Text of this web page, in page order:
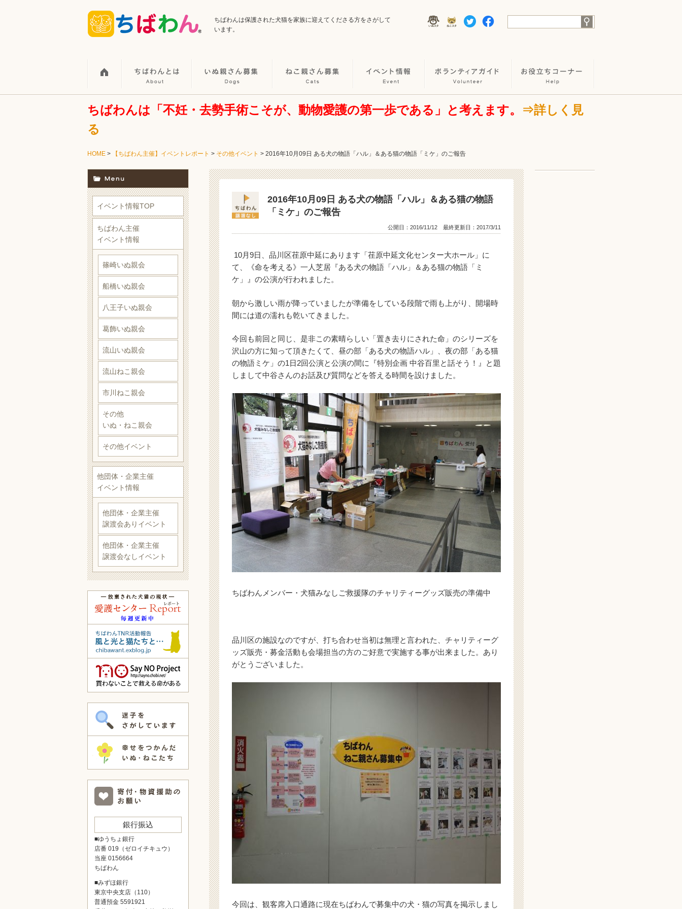
ちばわんは保護された犬猫を家族に迎えてくださる方をさがして
います。
ちばわんは「不妊・去勢手術こそが、動物愛護の第一歩である」と考えます。
⇒詳しく見
る
HOME > 【ちばわん主催】イベントレポート > その他イベント > 2016年10月09日 ある犬の物語「ハル」＆ある猫の物語「ミケ」のご報告
2016年10月09日 ある犬の物語「ハル」＆ある猫の物語
「ミケ」のご報告
公開日： 2016/11/12 最終更新日：2017/3/11
10月9日、品川区荏原中延にあります「荏原中延文化センター大ホール」に
て、《命を考える》一人芝居『ある犬の物語「ハル」＆ある猫の物語「ミ
ケ」』の公演が行われました。
朝から激しい雨が降っていましたが準備をしている段階で雨も上がり、開場時
間には道の濡れも乾いてきました。
今回も前回と同じ、是非この素晴らしい「置き去りにされた命」のシリーズを
沢山の方に知って頂きたくて、昼の部「ある犬の物語ハル」、夜の部「ある猫
の物語ミケ」の1日2回公演と公演の間に『特別企画 中谷百里と話そう！』と題
しまして中谷さんのお話及び質問などを答える時間を設けました。
ちばわんメンバー・犬猫みなしご救援隊のチャリティーグッズ販売の準備中
品川区の施設なのですが、打ち合わせ当初は無理と言われた、チャリティーグ
ッズ販売・募金活動も会場担当の方のご好意で実施する事が出来ました。あり
がとうございました。
今回は、観客席入口通路に現在ちばわんで募集中の犬・猫の写真を掲示しまし
イベント情報TOP
ちばわん主催
イベント情報
篠崎いぬ親会
船橋いぬ親会
八王子いぬ親会
葛飾いぬ親会
流山いぬ親会
流山ねこ親会
市川ねこ親会
その他
いぬ・ねこ親会
その他イベント
他団体・企業主催
イベント情報
他団体・企業主催
譲渡会ありイベント
他団体・企業主催
譲渡会なしイベント
銀行振込
■ゆうちょ銀行
店番 019（ゼロイチキュウ）
当座 0156664
ちばわん
■みずほ銀行
東京中央支店（110）
普通預金 5591921